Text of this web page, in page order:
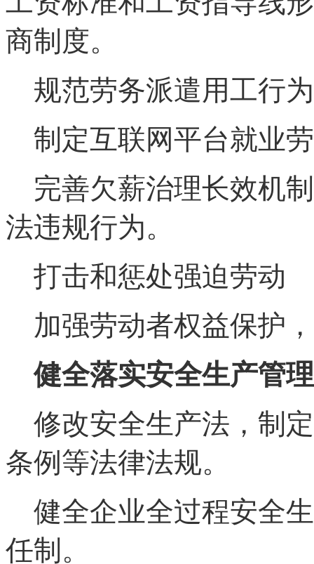
商制度。
规范劳务派遣用工行
制定互联网平台就业
完善欠薪治理长效机
法违规行为。
打击和惩处强迫劳动
加强劳动者权益保护
健全落实安全生产管
修改安全生产法，制
条例等法律法规。
健全企业全过程安全
任制。